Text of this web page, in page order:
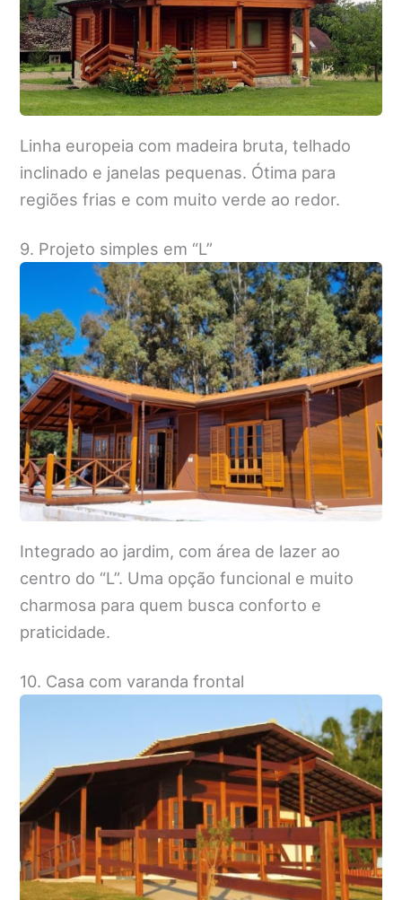
Linha europeia com madeira bruta, telhado
inclinado e janelas pequenas. Ótima para
regiões frias e com muito verde ao redor.
9. Projeto simples em “L”
Integrado ao jardim, com área de lazer ao
centro do “L”. Uma opção funcional e muito
charmosa para quem busca conforto e
praticidade.
10. Casa com varanda frontal